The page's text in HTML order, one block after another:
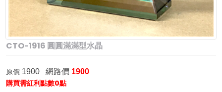
CTO-1916 圓圓滿滿型水晶
原價 1900 網路價 1900
購買需紅利點數0點